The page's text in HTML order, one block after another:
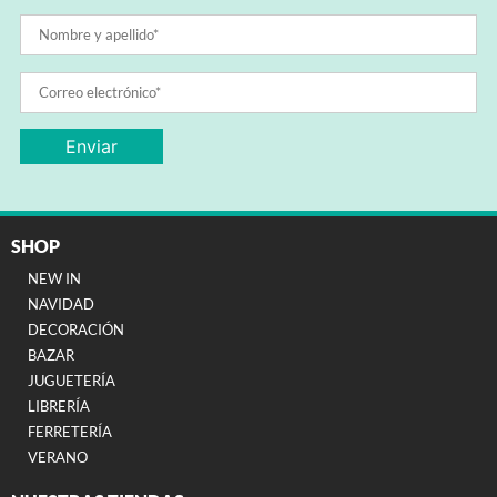
SHOP
NEW IN
NAVIDAD
DECORACIÓN
BAZAR
JUGUETERÍA
LIBRERÍA
FERRETERÍA
VERANO